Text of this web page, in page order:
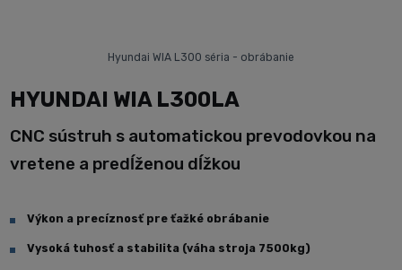
Hyundai WIA L300 séria - obrábanie
HYUNDAI WIA L300LA
CNC sústruh s automatickou prevodovkou na
vretene a predĺženou dĺžkou
Výkon a precíznosť pre ťažké obrábanie
Vysoká tuhosť a stabilita (váha stroja 7500kg)